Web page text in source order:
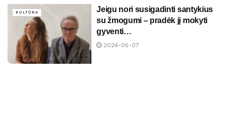
KULTŪRA
Jeigu nori susigadinti santykius
su žmogumi – pradėk jį mokyti
gyventi…
2024-05-07